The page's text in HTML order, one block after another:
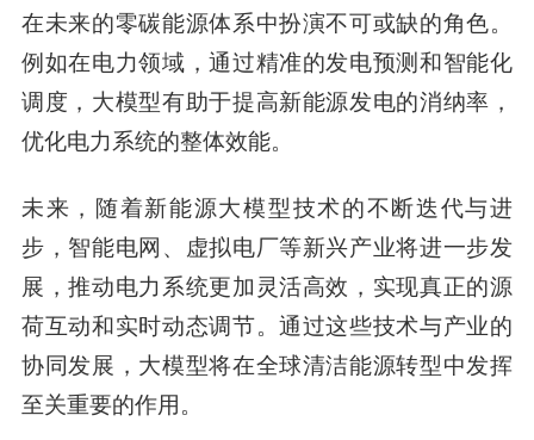
在未来的零碳能源体系中扮演不可或缺的角色。
例如在电力领域，通过精准的发电预测和智能化
调度，大模型有助于提高新能源发电的消纳率，
优化电力系统的整体效能。
未来，随着新能源大模型技术的不断迭代与进
步，智能电网、虚拟电厂等新兴产业将进一步发
展，推动电力系统更加灵活高效，实现真正的源
荷互动和实时动态调节。通过这些技术与产业的
协同发展，大模型将在全球清洁能源转型中发挥
至关重要的作用。